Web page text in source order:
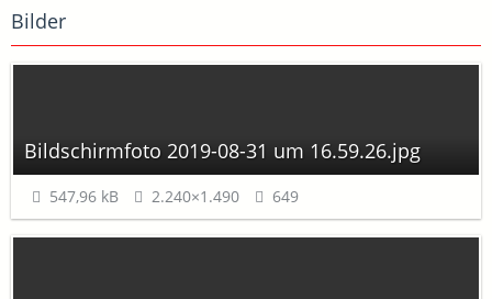
Bilder
Bildschirmfoto 2019-08-31 um 16.59.26.jpg
547,96 kB 2.240×1.490 649